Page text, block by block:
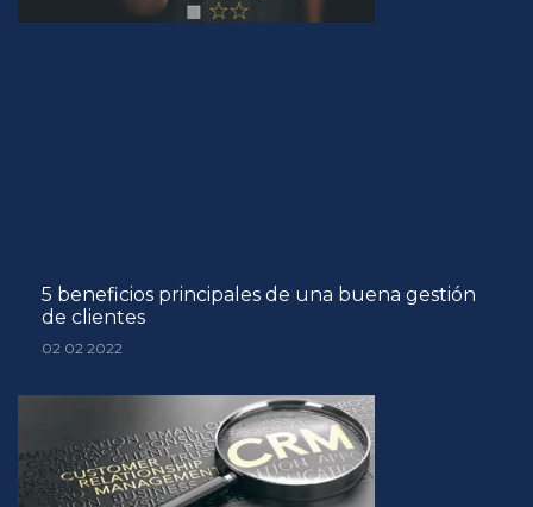
5 beneficios principales de una buena gestión
de clientes
02 02 2022